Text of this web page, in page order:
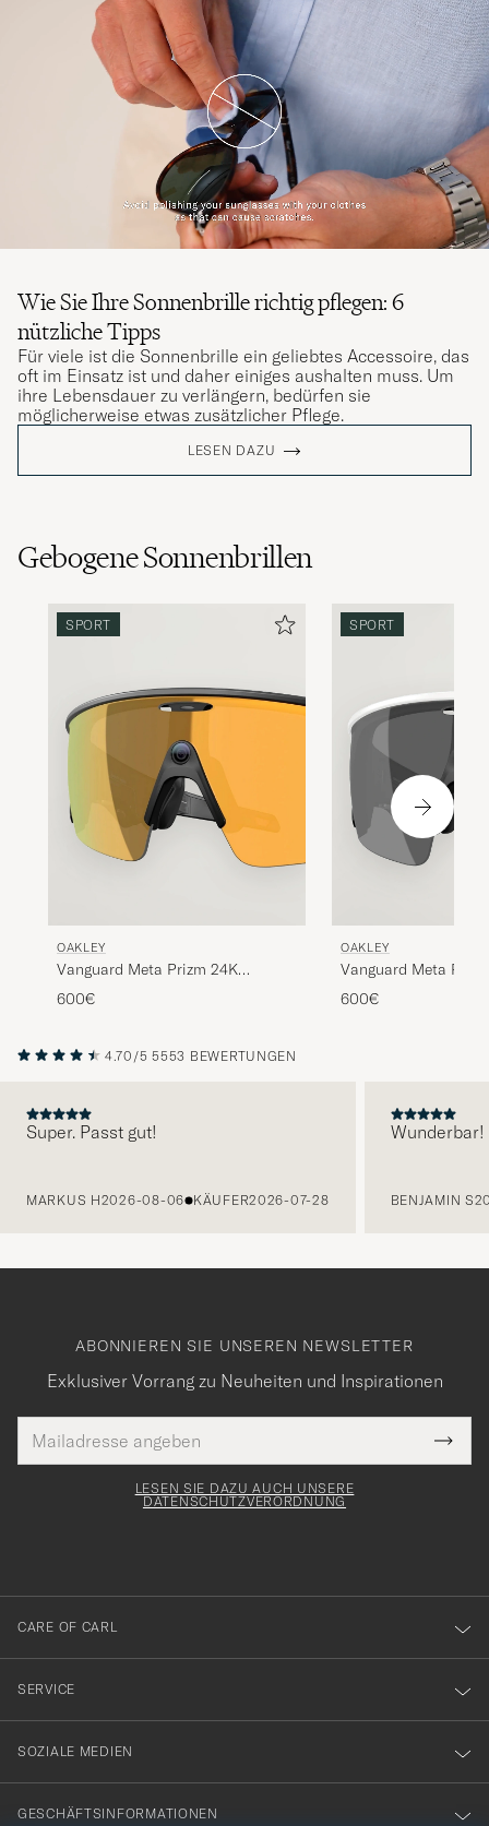
Wie Sie Ihre Sonnenbrille richtig pflegen: 6
nützliche Tipps
Für viele ist die Sonnenbrille ein geliebtes Accessoire, das
oft im Einsatz ist und daher einiges aushalten muss. Um
ihre Lebensdauer zu verlängern, bedürfen sie
möglicherweise etwas zusätzlicher Pflege.
LESEN DAZU
Gebogene Sonnenbrillen
SPORT
OAKLEY
Vanguard Meta Prizm 24K
Sunglasses Gold
600€
SPORT
OAKLEY
Vanguard Meta
Black
600€
4.70/5 5553 BEWERTUNGEN
Super. Passt gut!
MARKUS H2026-08-06 KÄUFER2026-07-28
Wunderbar!
BENJAMIN S
ABONNIEREN SIE UNSEREN NEWSLETTER
Exklusiver Vorrang zu Neuheiten und Inspirationen
Mail
Adresse
Tack
för
dig
till
vårt
nyhetsbrev!
LESEN SIE DAZU AUCH UNSERE
DATENSCHUTZVERORDNUNG
CARE OF CARL
SERVICE
SOZIALE MEDIEN
GESCHÄFTSINFORMATIONEN